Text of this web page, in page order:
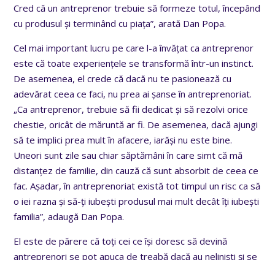
Cred că un antreprenor trebuie să formeze totul, începând
cu produsul și terminând cu piața”, arată Dan Popa.
Cel mai important lucru pe care l-a învățat ca antreprenor
este că toate experiențele se transformă într-un instinct.
De asemenea, el crede că dacă nu te pasionează cu
adevărat ceea ce faci, nu prea ai șanse în antreprenoriat.
„Ca antreprenor, trebuie să fii dedicat și să rezolvi orice
chestie, oricât de măruntă ar fi. De asemenea, dacă ajungi
să te implici prea mult în afacere, iarăși nu este bine.
Uneori sunt zile sau chiar săptămâni în care simt că mă
distanțez de familie, din cauză că sunt absorbit de ceea ce
fac. Așadar, în antreprenoriat există tot timpul un risc ca să
o iei razna și să-ți iubești produsul mai mult decât îți iubești
familia”, adaugă Dan Popa.
El este de părere că toți cei ce își doresc să devină
antreprenori se pot apuca de treabă dacă au neliniști și se